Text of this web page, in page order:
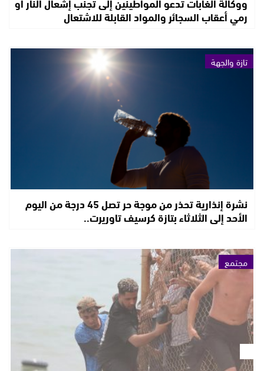
رمي أعقاب السجائر والمواد القابلة للاشتعال
تازة والجهة
نشرة إنذارية تحذر من موجة حر تصل 45 درجة من اليوم
الأحد إلى الثلاثاء بتازة كرسيف تاوريرت..
مجتمع